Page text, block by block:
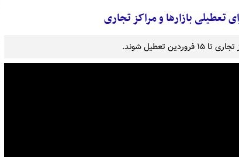
تعطیلی بازارها و مراکز تجاری
تعطیل شوند.